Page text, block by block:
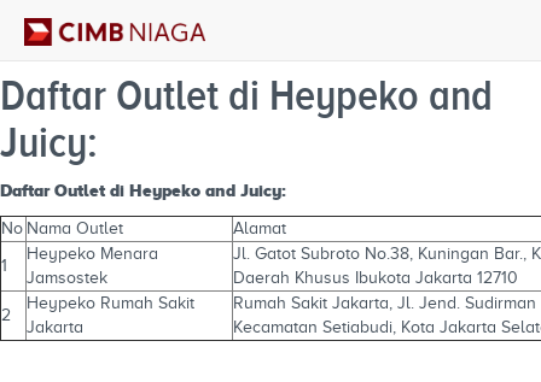
Daftar Outlet di Heypeko and
Juicy:
Daftar Outlet di Heypeko and Juicy:
No Nama Outlet Alamat
1
Heypeko Menara
Jamsostek
Jl. Gatot Subroto No.38, Kuningan Bar.,
Daerah Khusus Ibukota Jakarta 12710
2
Heypeko Rumah Sakit
Jakarta
Rumah Sakit Jakarta, Jl. Jend.
Kecamatan Setiabudi, Kota Jakarta